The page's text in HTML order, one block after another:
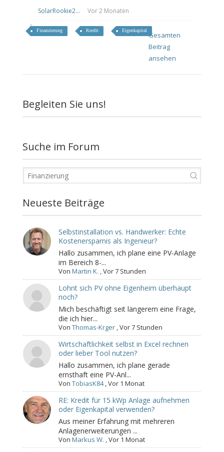
SolarRookie2... Vor 2 Monaten
Finanzierung Kredit Eigenkapital
Gesamten
Beitrag
ansehen
Begleiten Sie uns!
Suche im Forum
Neueste Beiträge
Selbstinstallation vs. Handwerker: Echte
Kostenersparnis als Ingenieur?
Hallo zusammen, ich plane eine PV-Anlage
im Bereich 8-...
VonMartin K. ,Vor 7 Stunden
Lohnt sich PV ohne Eigenheim überhaupt
noch?
Mich beschäftigt seit längerem eine Frage,
die ich hier...
VonThomas-Krger ,Vor 7 Stunden
Wirtschaftlichkeit selbst in Excel rechnen
oder lieber Tool nutzen?
Hallo zusammen, ich plane gerade
ernsthaft eine PV-Anl...
VonTobiasK84 ,Vor 1 Monat
RE: Kredit für 15 kWp Anlage aufnehmen
oder Eigenkapital verwenden?
Aus meiner Erfahrung mit mehreren
Anlagenerweiterungen ...
VonMarkus W. ,Vor 1 Monat